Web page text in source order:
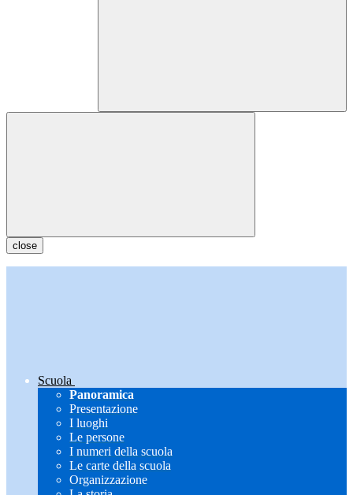
close
Scuola
Panoramica
Presentazione
I luoghi
Le persone
I numeri della scuola
Le carte della scuola
Organizzazione